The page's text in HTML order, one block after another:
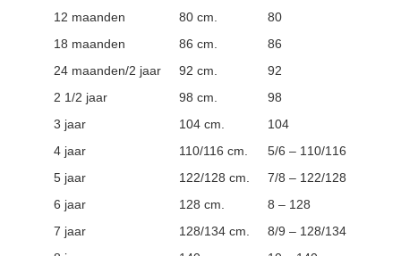
12 maanden
80 cm.
80
18 maanden
86 cm.
86
24 maanden/2 jaar
92 cm.
92
2 1/2 jaar
98 cm.
98
3 jaar
104 cm.
104
4 jaar
110/116 cm.
5/6 – 110/116
5 jaar
122/128 cm.
7/8 – 122/128
6 jaar
128 cm.
8 – 128
7 jaar
128/134 cm.
8/9 – 128/134